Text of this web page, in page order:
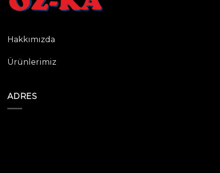
Hakkımızda
Ürünlerimiz
ADRES